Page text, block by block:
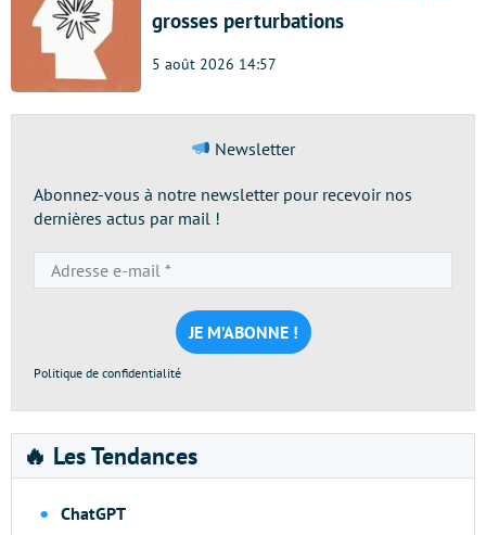
grosses perturbations
5 août 2026 14:57
Newsletter
Abonnez-vous à notre newsletter pour recevoir nos
dernières actus par mail !
e-
mail
*
Politique de confidentialité
🔥 Les Tendances
ChatGPT